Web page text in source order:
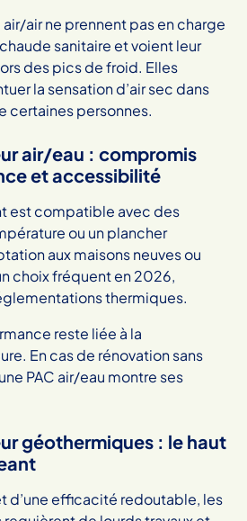
air ne prennent pas en charge
sanitaire et voient leur
des pics de froid. Elles
la sensation d’air sec dans
certaines personnes.
air/eau : compromis
et accessibilité
est compatible avec des
ou un plancher
aux maisons neuves ou
choix fréquent en 2026,
thermiques.
reste liée à la
En cas de rénovation sans
PAC air/eau montre ses
géothermiques : le haut
d’une efficacité redoutable, les